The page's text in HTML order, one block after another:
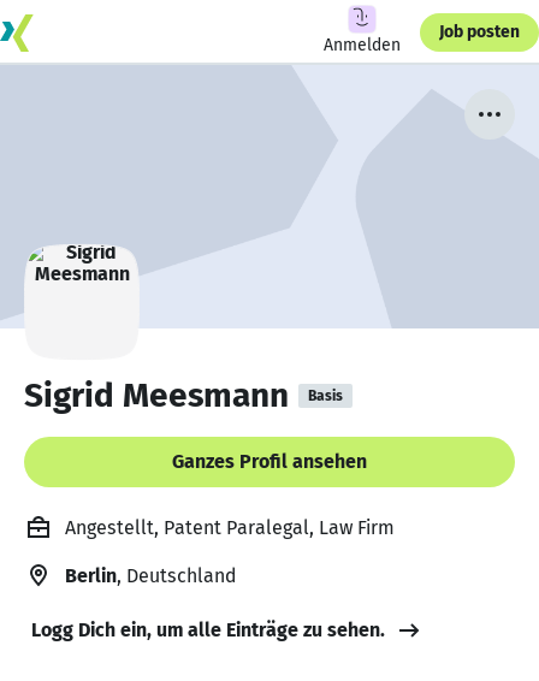
Anmelden
Job posten
Sigrid Meesmann Basis
Ganzes Profil ansehen
Angestellt, Patent Paralegal, Law Firm
Berlin, Deutschland
Logg Dich ein, um alle Einträge zu sehen.